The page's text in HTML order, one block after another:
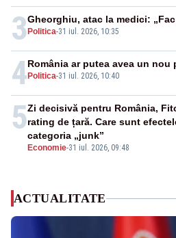
3 Politica-31 iul. 2026, 10:35
Gheorghiu, atac la medici:
4 Politica-31 iul. 2026, 10:40
România ar putea avea un nou
5
Economie-31 iul. 2026, 09:48
Zi decisivă pentru România,
rating de țară. Care sunt
categoria „junk”
ACTUALITATE